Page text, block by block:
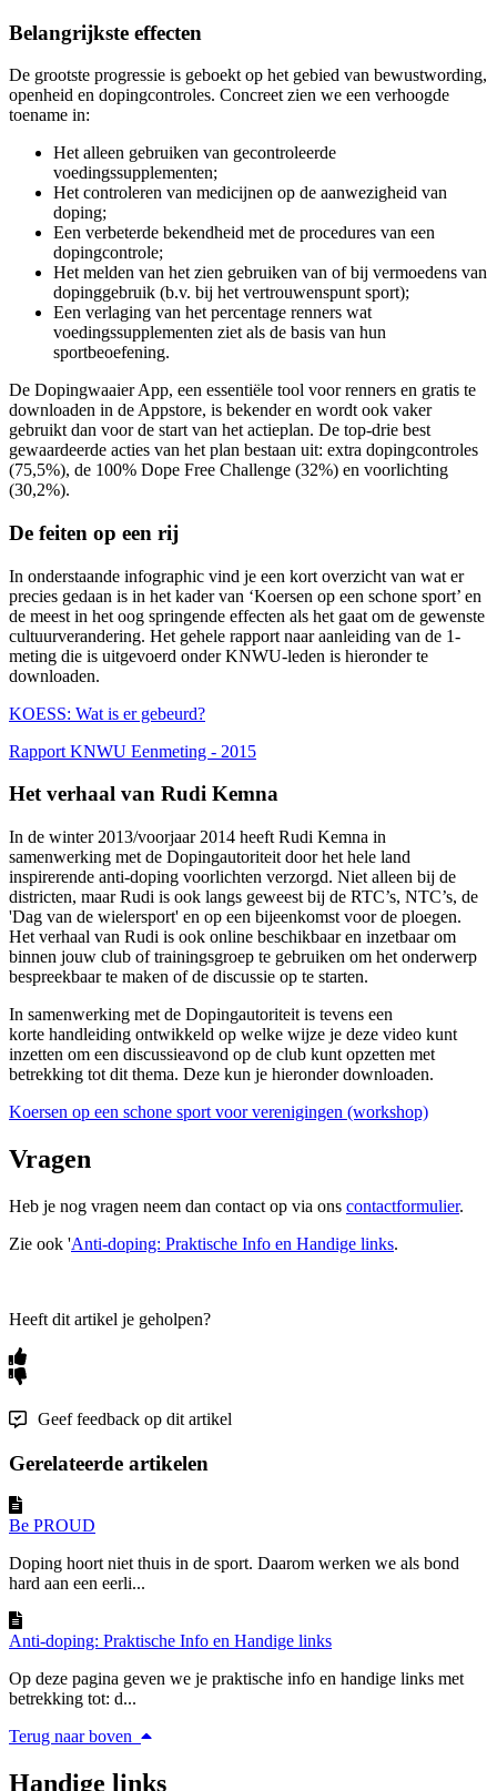
Belangrijkste effecten
De grootste progressie is geboekt op het gebied van bewustwording,
openheid en dopingcontroles. Concreet zien we een verhoogde
toename in:
Het alleen gebruiken van gecontroleerde
voedingssupplementen;
Het controleren van medicijnen op de aanwezigheid van
doping;
Een verbeterde bekendheid met de procedures van een
dopingcontrole;
Het melden van het zien gebruiken van of bij vermoedens van
dopinggebruik (b.v. bij het vertrouwenspunt sport);
Een verlaging van het percentage renners wat
voedingssupplementen ziet als de basis van hun
sportbeoefening.
De Dopingwaaier App, een essentiële tool voor renners en gratis te
downloaden in de Appstore, is bekender en wordt ook vaker
gebruikt dan voor de start van het actieplan. De top-drie best
gewaardeerde acties van het plan bestaan uit: extra dopingcontroles
(75,5%), de 100% Dope Free Challenge (32%) en voorlichting
(30,2%).
De feiten op een rij
In onderstaande infographic vind je een kort overzicht van wat er
precies gedaan is in het kader van ‘Koersen op een schone sport’ en
de meest in het oog springende effecten als het gaat om de gewenste
cultuurverandering. Het gehele rapport naar aanleiding van de 1-
meting die is uitgevoerd onder KNWU-leden is hieronder te
downloaden.
KOESS: Wat is er gebeurd?
Rapport KNWU Eenmeting - 2015
Het verhaal van Rudi Kemna
In de winter 2013/voorjaar 2014 heeft Rudi Kemna in
samenwerking met de Dopingautoriteit door het hele land
inspirerende anti-doping voorlichten verzorgd. Niet alleen bij de
districten, maar Rudi is ook langs geweest bij de RTC’s, NTC’s, de
'Dag van de wielersport' en op een bijeenkomst voor de ploegen.
Het verhaal van Rudi is ook online beschikbaar en inzetbaar om
binnen jouw club of trainingsgroep te gebruiken om het onderwerp
bespreekbaar te maken of de discussie op te starten.
In samenwerking met de Dopingautoriteit is tevens een
korte handleiding ontwikkeld op welke wijze je deze video kunt
inzetten om een discussieavond op de club kunt opzetten met
betrekking tot dit thema. Deze kun je hieronder downloaden.
Koersen op een schone sport voor verenigingen (workshop)
Vragen
Heb je nog vragen neem dan contact op via ons contactformulier.
Zie ook 'Anti-doping: Praktische Info en Handige links.
Heeft dit artikel je geholpen?
Geef feedback op dit artikel
Gerelateerde artikelen
Be PROUD
Doping hoort niet thuis in de sport. Daarom werken we als bond
hard aan een eerli...
Anti-doping: Praktische Info en Handige links
Op deze pagina geven we je praktische info en handige links met
betrekking tot: d...
Terug naar boven
Handige links